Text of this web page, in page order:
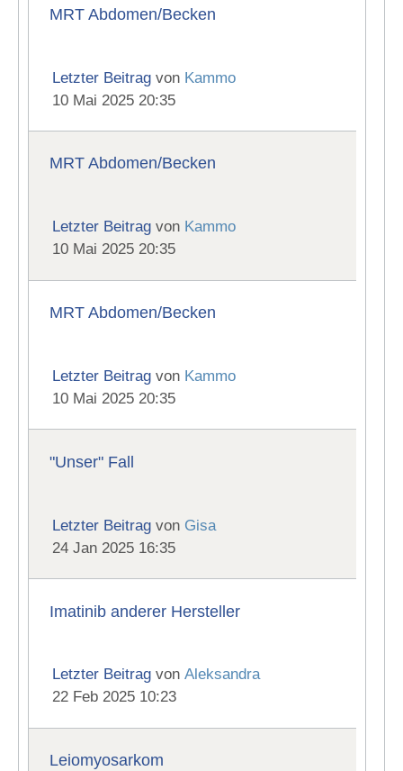
MRT Abdomen/Becken
Letzter Beitrag von Kammo
10 Mai 2025 20:35
MRT Abdomen/Becken
Letzter Beitrag von Kammo
10 Mai 2025 20:35
MRT Abdomen/Becken
Letzter Beitrag von Kammo
10 Mai 2025 20:35
"Unser" Fall
Letzter Beitrag von Gisa
24 Jan 2025 16:35
Imatinib anderer Hersteller
Letzter Beitrag vonAleksandra
22 Feb 2025 10:23
Leiomyosarkom